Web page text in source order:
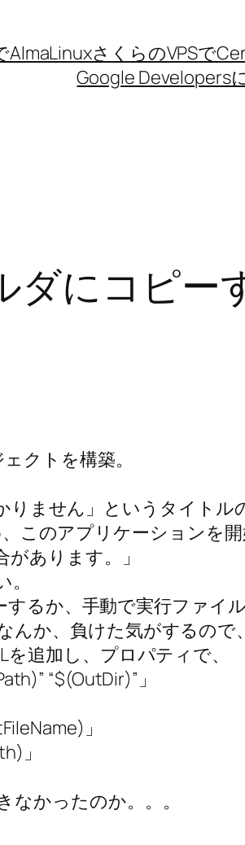
AlmaLinuxさくらのVPSで
Google Developers
ダにコピー
クトを構築。
りません」というタイトル
、このアプリケーション
あります。」
るか、手動で実行ファイ
か、負けた気がするので、
追加し、プロパティで、
“$(OutDir)”」
」
」
かったのか。。。